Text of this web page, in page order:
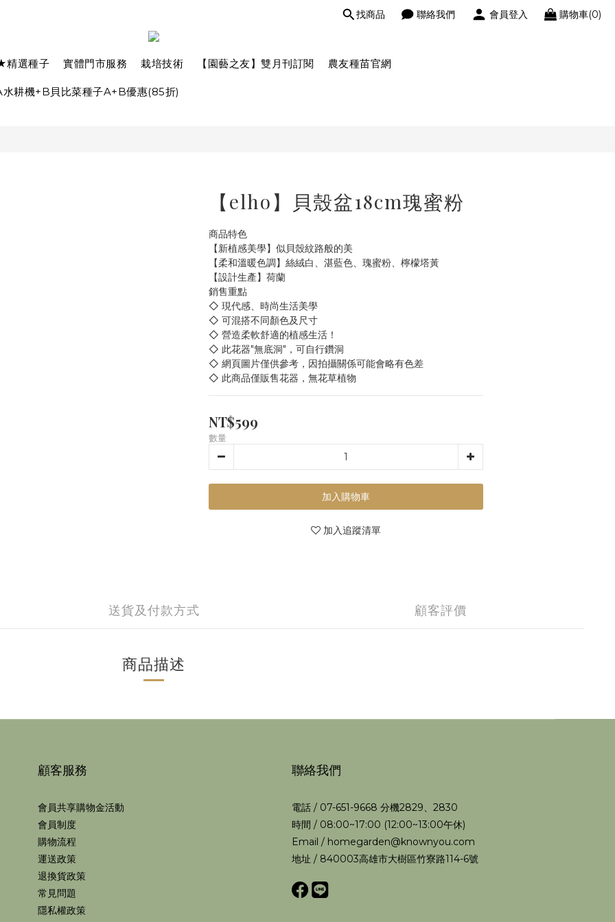
找商品 聯絡我們 會員登入 購物車(0)
精選種子 實體門市服務 栽培技術 【園藝之友】雙月刊訂閱 農友種苗官網
耕機+B貝比菜種子A+B優惠(85折)
【elho】貝殼盆18cm瑰蜜粉
商品特色
【新植感美學】似貝殼紋路般的美
【柔和溫暖色調】絲絨白、湛藍色、瑰蜜粉、檸檬塔黃
【設計生產】荷蘭
銷售重點
◇ 現代感、時尚生活美學
◇ 可混搭不同顏色及尺寸
◇ 營造柔軟舒適的植感生活！
◇ 此花器"無底洞"，可自行鑽洞
◇ 網頁圖片僅供參考，因拍攝關係可能會略有色差
◇ 此商品僅販售花器，無花草植物
NT$599
數量
加入購物車
加入追蹤清單
送貨及付款方式 顧客評價
商品描述
顧客服務
會員共享購物金活動
會員制度
購物流程
運送政策
退換貨政策
常見問題
隱私權政策
聯絡我們
電話 / 07-651-9668 分機2829、2830
時間 / 08:00~17:00 (12:00~13:00午休)
Email / homegarden@knownyou.com
地址 / 840003高雄市大樹區竹寮路114-6號